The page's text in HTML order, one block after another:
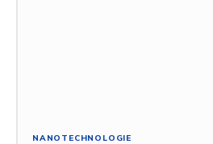
NANOTECHNOLOGIE